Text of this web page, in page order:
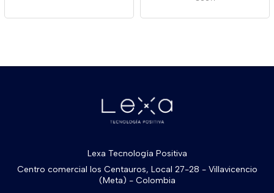
Lexa Tecnología Positiva
Centro comercial los Centauros, Local 27-28 - Villavicencio
(Meta) - Colombia